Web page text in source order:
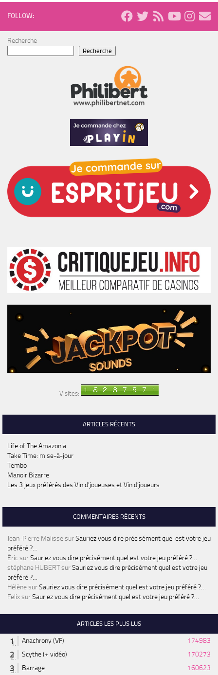
FOLLOW:
Recherche
Recherche
Visites:
ARTICLES RÉCENTS
Life of The Amazonia
Take Time: mise-à-jour
Tembo
Manoir Bizarre
Les 3 jeux préférés des Vin d’joueuses et Vin d’joueurs
COMMENTAIRES RÉCENTS
Jean-Pierre MalissesurSauriez vous dire précisément quel est votre jeu
préféré ?…
ÉricsurSauriez vous dire précisément quel est votre jeu préféré ?…
stéphane HUBERTsurSauriez vous dire précisément quel est votre jeu
préféré ?…
HélènesurSauriez vous dire précisément quel est votre jeu préféré ?…
FelixsurSauriez vous dire précisément quel est votre jeu préféré ?…
ARTICLES LES PLUS LUS
Anachrony (VF)
174983
Scythe (+ vidéo)
170273
Barrage
160623